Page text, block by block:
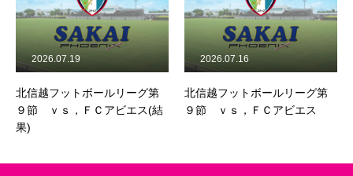
フットボールリーグ第
ｓ，ＦＣアビエス(結
北信越フットボールリーグ第
９節 ｖｓ，ＦＣアビエス
2026.07.16
北信越
８節 ｖ